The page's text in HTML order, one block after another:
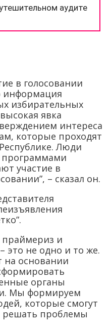
в голосовании
информация
избирательных
явка
интереса
которые проходят
Люди
программами
участие в
– сказал он.
праймериз и
не одно и то же.
на основании
органы
Мы формируем
которые смогут
решать проблемы